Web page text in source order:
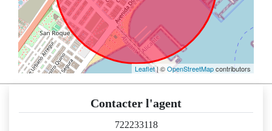
Leaflet| ©OpenStreetMapcontributors
Contacter l'agent
722233118